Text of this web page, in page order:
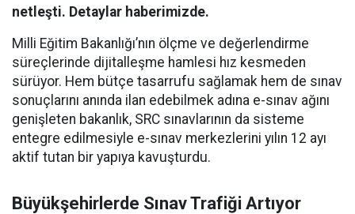
netleşti. Detaylar haberimizde.
Milli Eğitim Bakanlığı’nın ölçme ve değerlendirme
süreçlerinde dijitalleşme hamlesi hız kesmeden
sürüyor. Hem bütçe tasarrufu sağlamak hem de sınav
sonuçlarını anında ilan edebilmek adına e-sınav ağını
genişleten bakanlık, SRC sınavlarının da sisteme
entegre edilmesiyle e-sınav merkezlerini yılın 12 ayı
aktif tutan bir yapıya kavuşturdu.
Büyükşehirlerde Sınav Trafiği Artıyor